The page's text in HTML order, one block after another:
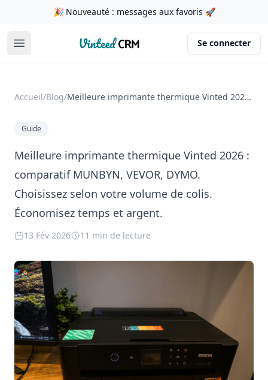
🎉 Nouveauté : messages aux favoris 🚀
Ouvrir le menu
VintedCRM Se connecter
Accueil/Blog/ Meilleure imprimante thermique Vinted 2026 : comparatif MUNBYN, VEVOR, DYMO. Choisissez selon votre volume de colis. Économisez temps et argent.
Guide
Meilleure imprimante thermique Vinted 2026 :
comparatif MUNBYN, VEVOR, DYMO.
Choisissez selon votre volume de colis.
Économisez temps et argent.
13 Fév 2026 11 min de lecture